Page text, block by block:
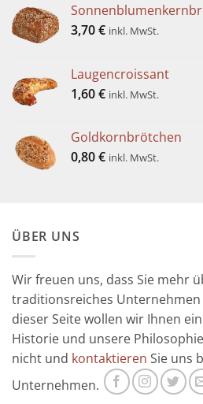
3,70€ inkl. MwSt.
Laugencroissant
1,60€ inkl. MwSt.
Goldkornbrötchen
0,80€ inkl. MwSt.
ÜBER UNS
Wir freuen uns, dass Sie mehr
traditionsreiches
dieser Seite wollen wir Ihnen
Historie und unsere
nicht und kontaktieren Sie uns
Unternehmen.